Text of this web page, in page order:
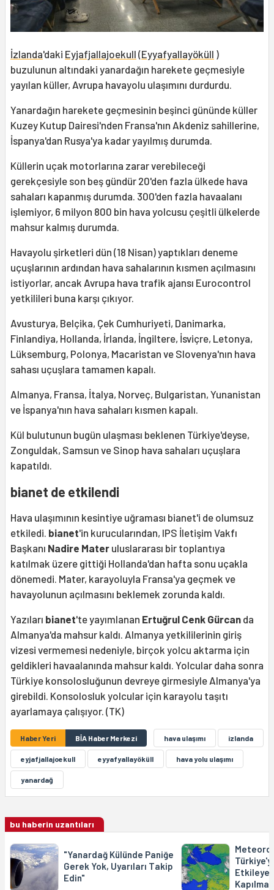
İzlanda'daki Eyjafjallajoekull (Eyyafyallayöküll )
buzulunun altındaki yanardağın harekete geçmesiyle
yayılan küller, Avrupa havayolu ulaşımını durdurdu.
Yanardağın harekete geçmesinin beşinci gününde küller
Kuzey Kutup Dairesi'nden Fransa'nın Akdeniz sahillerine,
İspanya'dan Rusya'ya kadar yayılmış durumda.
Küllerin uçak motorlarına zarar verebileceği
gerekçesiyle son beş gündür 20'den fazla ülkede hava
sahaları kapanmış durumda. 300'den fazla havaalanı
işlemiyor, 6 milyon 800 bin hava yolcusu çeşitli ülkelerde
mahsur kalmış durumda.
Havayolu şirketleri dün (18 Nisan) yaptıkları deneme
uçuşlarının ardından hava sahalarının kısmen açılmasını
istiyorlar, ancak Avrupa hava trafik ajansı Eurocontrol
yetkilileri buna karşı çıkıyor.
Avusturya, Belçika, Çek Cumhuriyeti, Danimarka,
Finlandiya, Hollanda, İrlanda, İngiltere, İsviçre, Letonya,
Lüksemburg, Polonya, Macaristan ve Slovenya'nın hava
sahası uçuşlara tamamen kapalı.
Almanya, Fransa, İtalya, Norveç, Bulgaristan, Yunanistan
ve İspanya'nın hava sahaları kısmen kapalı.
Kül bulutunun bugün ulaşması beklenen Türkiye'deyse,
Zonguldak, Samsun ve Sinop hava sahaları uçuşlara
kapatıldı.
bianet de etkilendi
Hava ulaşımının kesintiye uğraması bianet'i de olumsuz
etkiledi. bianet'in kurucularından, IPS İletişim Vakfı
Başkanı Nadire Mater uluslararası bir toplantıya
katılmak üzere gittiği Hollanda'dan hafta sonu uçakla
dönemedi. Mater, karayoluyla Fransa'ya geçmek ve
havayolunun açılmasını beklemek zorunda kaldı.
Yazıları bianet'te yayımlanan Ertuğrul Cenk Gürcan da
Almanya'da mahsur kaldı. Almanya yetkililerinin giriş
vizesi vermemesi nedeniyle, birçok yolcu aktarma için
geldikleri havaalanında mahsur kaldı. Yolcular daha sonra
Türkiye konsolosluğunun devreye girmesiyle Almanya'ya
girebildi. Konsolosluk yolcular için karayolu taşıtı
ayarlamaya çalışıyor. (TK)
Haber Yeri BİA Haber Merkezi hava ulaşımı izlanda
eyjafjallajoekull eyyafyallayöküll hava yolu ulaşımı
yanardağ
bu haberin uzantıları
"Yanardağ Külünde Paniğe
Gerek Yok, Uyarıları Takip
Edin"